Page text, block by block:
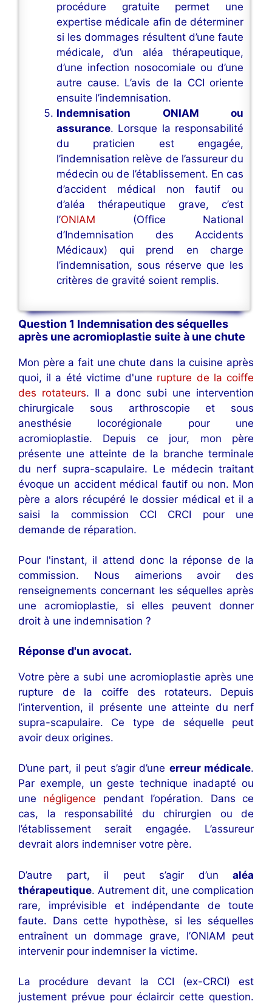
procédure gratuite permet une
expertise médicale afin de déterminer
si les dommages résultent d’une faute
médicale, d’un aléa thérapeutique,
d’une infection nosocomiale ou d’une
autre cause. L’avis de la CCI oriente
ensuite l’indemnisation.
Indemnisation ONIAM ou
assurance. Lorsque la responsabilité
du praticien est engagée,
l’indemnisation relève de l’assureur du
médecin ou de l’établissement. En cas
d’accident médical non fautif ou
d’aléa thérapeutique grave, c’est
l’ONIAM (Office National
d’Indemnisation des Accidents
Médicaux) qui prend en charge
l’indemnisation, sous réserve que les
critères de gravité soient remplis.
Question 1 Indemnisation des séquelles
après une acromioplastie suite à une chute
Mon père a fait une chute dans la cuisine après
quoi, il a été victime d'une rupture de la coiffe
des rotateurs. Il a donc subi une intervention
chirurgicale sous arthroscopie et sous
anesthésie locorégionale pour une
acromioplastie. Depuis ce jour, mon père
présente une atteinte de la branche terminale
du nerf supra-scapulaire. Le médecin traitant
évoque un accident médical fautif ou non. Mon
père a alors récupéré le dossier médical et il a
saisi la commission CCI CRCI pour une
demande de réparation.
Pour l'instant, il attend donc la réponse de la
commission. Nous aimerions avoir des
renseignements concernant les séquelles après
une acromioplastie, si elles peuvent donner
droit à une indemnisation ?
Réponse d'un avocat.
Votre père a subi une acromioplastie après une
rupture de la coiffe des rotateurs. Depuis
l’intervention, il présente une atteinte du nerf
supra-scapulaire. Ce type de séquelle peut
avoir deux origines.
D’une part, il peut s’agir d’une erreur médicale.
Par exemple, un geste technique inadapté ou
une négligence pendant l’opération. Dans ce
cas, la responsabilité du chirurgien ou de
l’établissement serait engagée. L’assureur
devrait alors indemniser votre père.
D’autre part, il peut s’agir d’un aléa
thérapeutique. Autrement dit, une complication
rare, imprévisible et indépendante de toute
faute. Dans cette hypothèse, si les séquelles
entraînent un dommage grave, l’ONIAM peut
intervenir pour indemniser la victime.
La procédure devant la CCI (ex-CRCI) est
justement prévue pour éclaircir cette question.